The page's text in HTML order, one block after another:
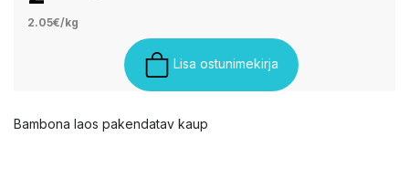
2.05€/kg
Lisa ostunimekirja
Bambona laos pakendatav kaup